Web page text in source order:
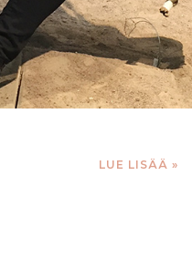
LUE LISÄÄ »